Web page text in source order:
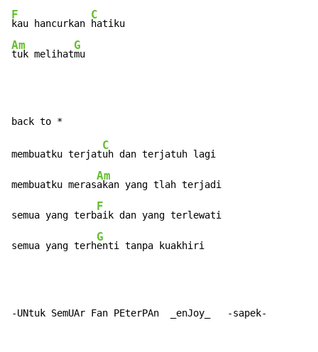
F
kau hancurkan
C
Am
tuk melihat
G
mu
membuatku terjat
C
uh dan terjatuh lagi
membuatku meras
Am
akan yang tlah terjadi
semua yang terb
F
aik dan yang terlewati
semua yang terh
G
enti tanpa kuakhiri
-UNtuk SemUAr Fan PEterPAn  _enJoy_   -sapek-